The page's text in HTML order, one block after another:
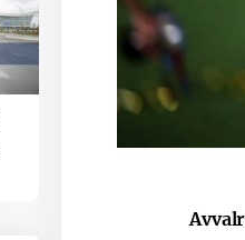
First Central Asia -
China Summit